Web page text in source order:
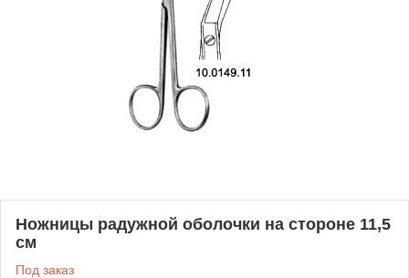
Ножницы радужной оболочки на стороне 11,5
см
Под заказ